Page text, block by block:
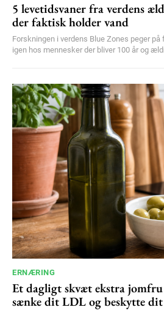
YEARLY PRICING
5 levetidsvaner fra verdens
der faktisk holder vand
Forskningen i verdens Blue Zones peger
igen hos mennesker der bliver 100 år og
ERNÆRING
Et dagligt skvæt ekstra
sænke dit LDL og beskytte